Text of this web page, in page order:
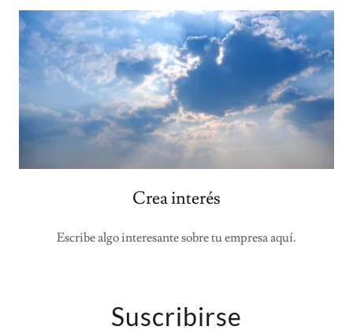
Crea interés
Escribe algo interesante sobre tu empresa aquí.
Suscribirse